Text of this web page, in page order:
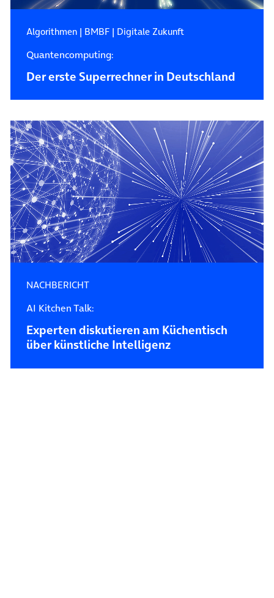
Algorithmen| BMBF| Digitale Zukunft
Quantencomputing:
Der erste Superrechner in Deutschland
NACHBERICHT
AI Kitchen Talk:
Experten diskutieren am Küchentisch
über künstliche Intelligenz